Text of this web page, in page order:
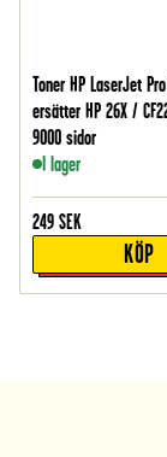
Toner HP LaserJet
ersätter HP 26X /
9000 sidor
I lager
249 SEK
KÖP